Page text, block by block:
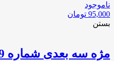
ناموجود
95,000 تومان
بستن
مژه سه بعدی شماره 29 سوفیا